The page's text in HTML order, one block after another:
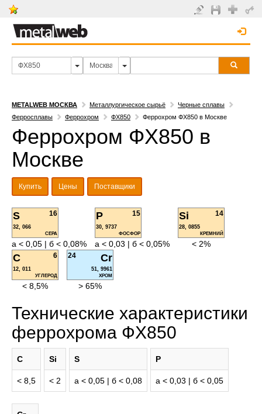
METALWEB МОСКВА Металлургическое сырьё
Черные сплавы
Ферросплавы
Феррохром ФХ850 Феррохром ФХ850 в Москве
Феррохром ФХ850 в
Москве
Купить Цены Поставщики
S 16
32, 066
СЕРА
а < 0,05 | б < 0,08%
P 15
30, 9737
ФОСФОР
а < 0,03 | б < 0,05%
Si 14
28, 0855
КРЕМНИЙ
< 2%
C 6
12, 011
УГЛЕРОД
< 8,5%
Cr
24
51, 9961
ХРОМ
> 65%
Технические характеристики
феррохрома ФХ850
C
< 8,5
Si
< 2
S
а < 0,05 | б < 0,08
P
а < 0,03 | б < 0,05